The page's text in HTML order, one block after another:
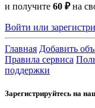
и получите 60 ₽на
Войти или
Главная Добавить
Правила сервиса
поддержки
Зарегистрируйтесь на